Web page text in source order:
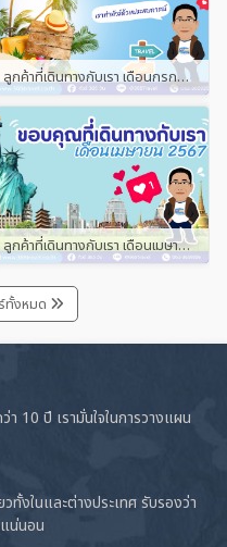
ลูกค้าที่เดินทางกับเรา เดือนกรกฎาคม 2567
ลูกค้าที่เดินทางกับเรา เดือนเมษายน 2567
ทั้งหมด
10 ปี เรามั่นใจในการวางแผน
ทั้งในและต่างประเทศ รับรองว่า
น่นอน